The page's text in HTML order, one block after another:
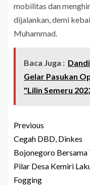
mobilitas dan
dijalankan, demi
Muhammad.
Baca Juga :
Gelar Pasukan
"Lilin Semeru
Previous
Cegah DBD, Dinkes
Bojonegoro Bersama
Pilar Desa Kemiri
Fogging